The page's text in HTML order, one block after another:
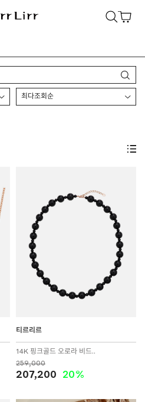
티르리르
14K 핑크골드 오로라 비드..
259,000
207,200 20%